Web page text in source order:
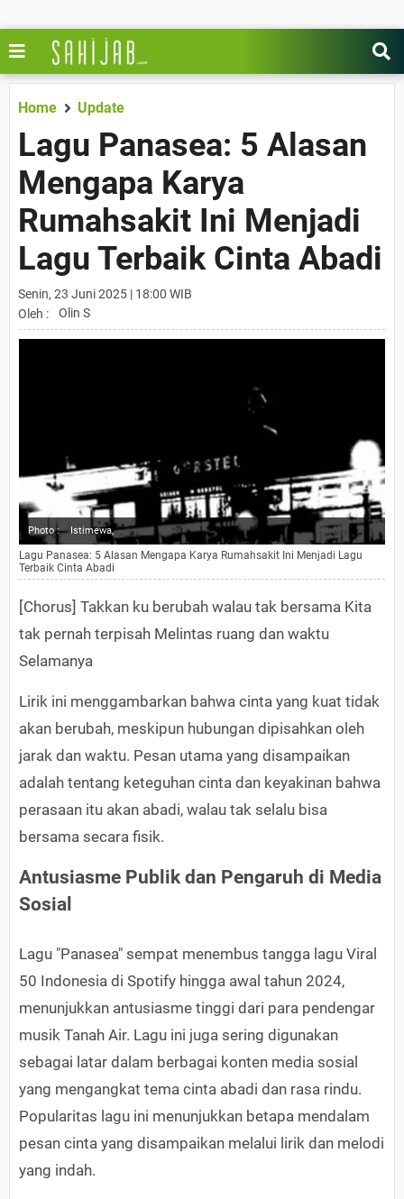
Home Update
Lagu Panasea: 5 Alasan
Mengapa Karya
Rumahsakit Ini Menjadi
Lagu Terbaik Cinta Abadi
Senin, 23 Juni 2025 | 18:00 WIB
Oleh :
Olin S
Photo : Istimewa,
Lagu Panasea: 5 Alasan Mengapa Karya Rumahsakit Ini Menjadi Lagu
Terbaik Cinta Abadi
[Chorus] Takkan ku berubah walau tak bersama Kita
tak pernah terpisah Melintas ruang dan waktu
Selamanya
Lirik ini menggambarkan bahwa cinta yang kuat tidak
akan berubah, meskipun hubungan dipisahkan oleh
jarak dan waktu. Pesan utama yang disampaikan
adalah tentang keteguhan cinta dan keyakinan bahwa
perasaan itu akan abadi, walau tak selalu bisa
bersama secara fisik.
Antusiasme Publik dan Pengaruh di Media
Sosial
Lagu "Panasea" sempat menembus tangga lagu Viral
50 Indonesia di Spotify hingga awal tahun 2024,
menunjukkan antusiasme tinggi dari para pendengar
musik Tanah Air. Lagu ini juga sering digunakan
sebagai latar dalam berbagai konten media sosial
yang mengangkat tema cinta abadi dan rasa rindu.
Popularitas lagu ini menunjukkan betapa mendalam
pesan cinta yang disampaikan melalui lirik dan melodi
yang indah.